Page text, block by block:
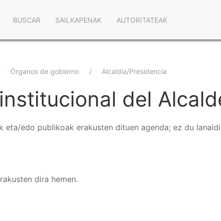
BUSCAR SAILKAPENAK AUTORITATEAK
Órganos de gobierno Alcaldía/Presidencia
del
edo publikoak erakusten dituen agenda; ez du
dira hemen.